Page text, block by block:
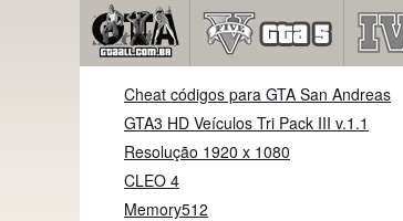
Cheat códigos para GTA San Andreas
GTA3 HD Veículos Tri Pack III v.1.1
Resolução 1920 x 1080
CLEO 4
Memory512